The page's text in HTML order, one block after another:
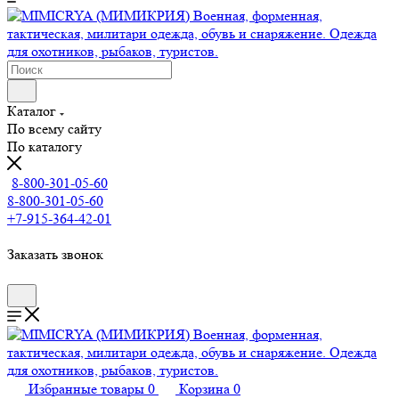
Каталог
По всему сайту
По каталогу
8-800-301-05-60
8-800-301-05-60
+7-915-364-42-01
Заказать звонок
Избранные товары 0 Корзина 0